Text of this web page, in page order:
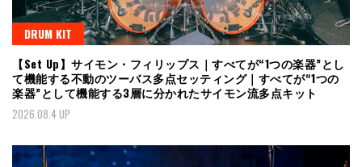
DRUM KIT
【Set Up】サイモン・フィリップス｜すべてが“1つの楽器”とし
て機能する不動のツーバス多点セッティング｜すべてが“1つの
楽器”として機能する3層に分かれたサイモン流多点キット
2026.08.4 UP